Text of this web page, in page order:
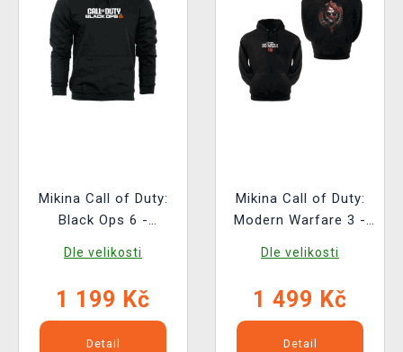
Mikina Call of Duty:
Black Ops 6 -
Dle velikosti
1 199 Kč
Detail
Mikina Call of Duty:
Modern Warfare 3 -
Dle velikosti
1 499 Kč
Detail